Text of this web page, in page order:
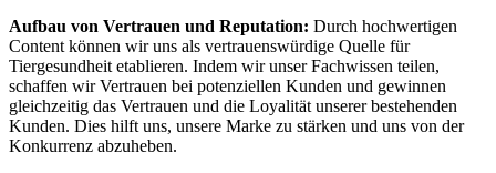
Aufbau von Vertrauen und Reputation: Durch hochwertigen
Content können wir uns als vertrauenswürdige Quelle für
Tiergesundheit etablieren. Indem wir unser Fachwissen teilen,
schaffen wir Vertrauen bei potenziellen Kunden und gewinnen
gleichzeitig das Vertrauen und die Loyalität unserer bestehenden
Kunden. Dies hilft uns, unsere Marke zu stärken und uns von der
Konkurrenz abzuheben.